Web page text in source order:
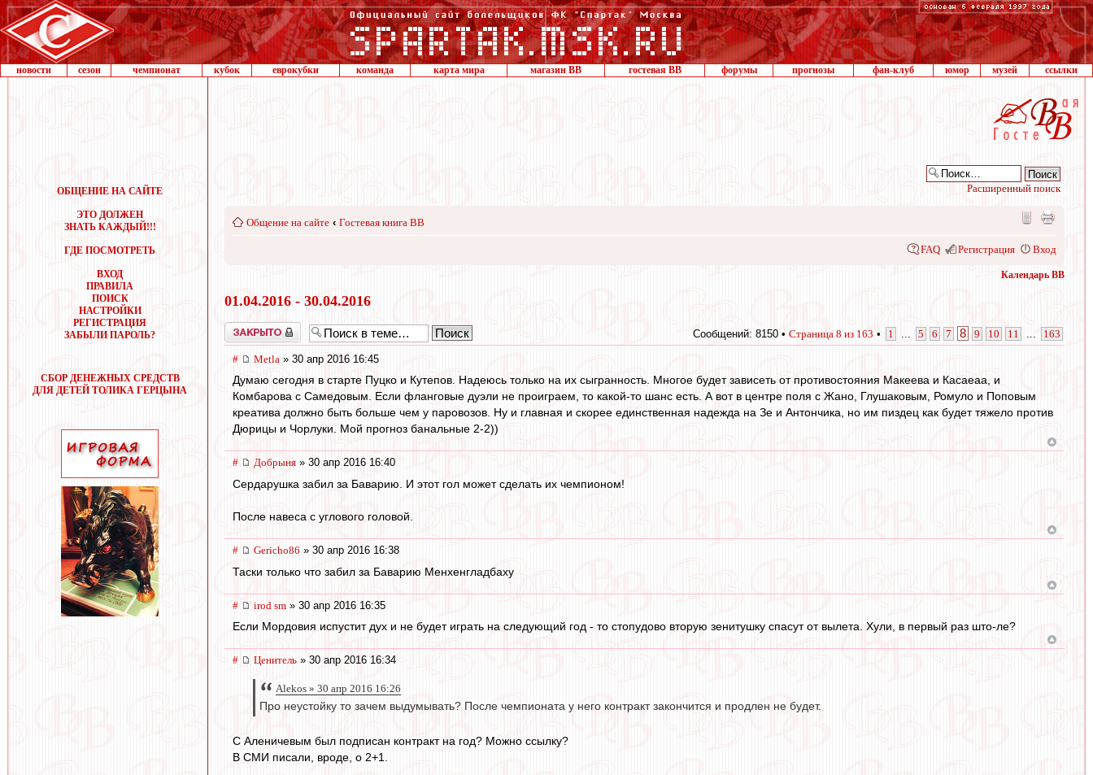
новости сезон чемпионат кубок еврокубки команда карта мира магазин ВВ гостевая ВВ форумы прогнозы фан-клуб юмор музей ссылки
ОБЩЕНИЕ НА САЙТЕ
ЭТО ДОЛЖЕН
ЗНАТЬ КАЖДЫЙ!!!
ГДЕ ПОСМОТРЕТЬ
ВХОД
ПРАВИЛА
ПОИСК
НАСТРОЙКИ
РЕГИСТРАЦИЯ
ЗАБЫЛИ ПАРОЛЬ?
СБОР ДЕНЕЖНЫХ СРЕДСТВ
ДЛЯ ДЕТЕЙ ТОЛИКА ГЕРЦЫНА
Расширенный поиск
Общение на сайте ‹ Гостевая книга ВВ
FAQ Регистрация Вход
Календарь ВВ
01.04.2016 - 30.04.2016
Закрыто Сообщений: 8150 • Страница 8 из 163 • 1 5 6 7 8 9 10 11 163
# Metla » 30 апр 2016 16:45
Думаю сегодня в старте Пуцко и Кутепов. Надеюсь только на их сыгранность. Многое будет зависеть от противостояния Макеева и Касаеаа, и
Комбарова с Самедовым. Если фланговые дуэли не проиграем, то какой-то шанс есть. А вот в центре поля с Жано, Глушаковым, Ромуло и Поповым
креатива должно быть больше чем у паровозов. Ну и главная и скорее единственная надежда на Зе и Антончика, но им пиздец как будет тяжело против
Дюрицы и Чорлуки. Мой прогноз банальные 2-2))
# Добрыня » 30 апр 2016 16:40
Сердарушка забил за Баварию. И этот гол может сделать их чемпионом!
После навеса с углового головой.
# Gericho86 » 30 апр 2016 16:38
Таски только что забил за Баварию Менхенгладбаху
# irod sm » 30 апр 2016 16:35
Если Мордовия испустит дух и не будет играть на следующий год - то стопудово вторую зенитушку спасут от вылета. Хули, в первый раз што-ле?
# Ценитель » 30 апр 2016 16:34
Alekos » 30 апр 2016 16:26
Про неустойку то зачем выдумывать? После чемпионата у него контракт закончится и продлен не будет.
С Аленичевым был подписан контракт на год? Можно ссылку?
В СМИ писали, вроде, о 2+1.